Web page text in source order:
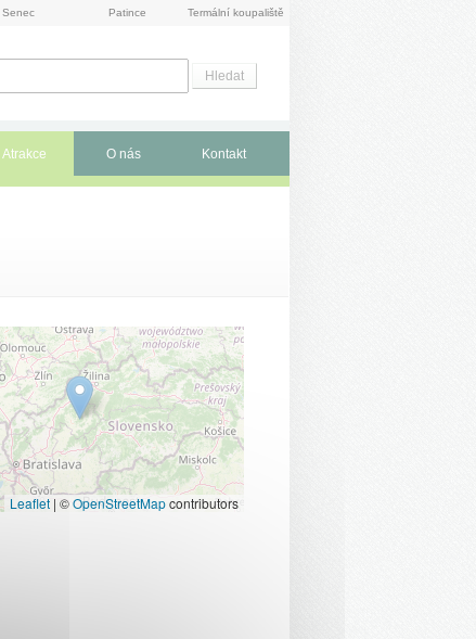
Senec Patince Termální koupaliště
Atrakce O nás Kontakt
Leaflet | ©OpenStreetMapcontributors